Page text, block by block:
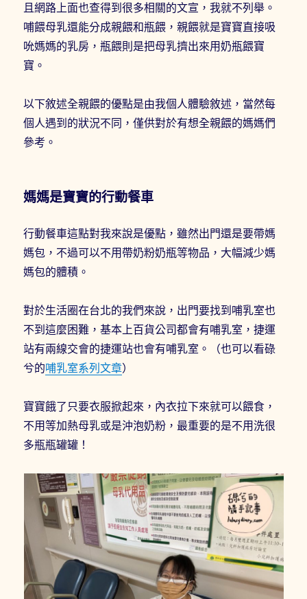
且網路上面也查得到很多相關的文宣，我就不列舉。
哺餵母乳還能分成親餵和瓶餵，親餵就是寶寶直接吸
吮媽媽的乳房，瓶餵則是把母乳擠出來用奶瓶餵寶
寶。
以下敘述全親餵的優點是由我個人體驗敘述，當然每
個人遇到的狀況不同，僅供對於有想全親餵的媽媽們
參考。
媽媽是寶寶的行動餐車
行動餐車這點對我來說是優點，雖然出門還是要帶媽
媽包，不過可以不用帶奶粉奶瓶等物品，大幅減少媽
媽包的體積。
對於生活圈在台北的我們來說，出門要找到哺乳室也
不到這麼困難，基本上百貨公司都會有哺乳室，捷運
站有兩線交會的捷運站也會有哺乳室。（也可以看碌
兮的哺乳室系列文章）
寶寶餓了只要衣服掀起來，內衣拉下來就可以餵食，
不用等加熱母乳或是沖泡奶粉，最重要的是不用洗很
多瓶瓶罐罐！